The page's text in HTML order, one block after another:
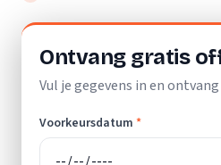
Ontvang gratis
Vul je gegevens in en
Voorkeursdatum *